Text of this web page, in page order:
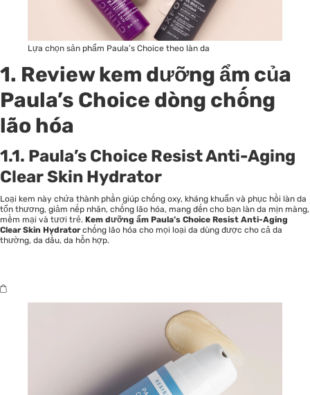
Lựa chọn sản phẩm Paula’s Choice theo làn da
1. Review kem dưỡng ẩm của
Paula’s Choice dòng chống
lão hóa
1.1. Paula’s Choice Resist Anti-Aging
Clear Skin Hydrator
Loại kem này chứa thành phần giúp chống oxy, kháng khuẩn và phục hồi làn da
tổn thương, giảm nếp nhăn, chống lão hóa, mang đến cho bạn làn da mịn màng,
mềm mại và tươi trẻ. Kem dưỡng ẩm Paula’s Choice Resist Anti-Aging
Clear Skin Hydratorchống lão hóa cho mọi loại da dùng được cho cả da
thường, da dầu, da hỗn hợp.